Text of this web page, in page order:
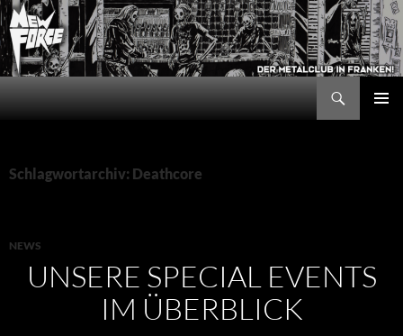
Zum
Inhalt
springen
New Force
Schlagwortarchiv: Deathcore
NEWS
UNSERE SPECIAL EVENTS
IM ÜBERBLICK